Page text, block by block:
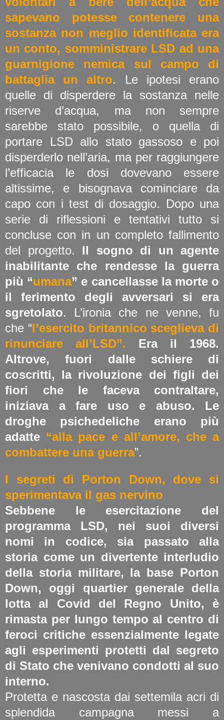
sapevano potesse contenere una
sostanza non meglio identificata era
un conto, somministrare LSD ad una
guarnigione nemica sul campo di
battaglia un altro. Le ipotesi erano
quelle di disperdere la sostanza nelle
riserve d’acqua, ma non sempre
sarebbe stato possibile, o quella di
portare LSD allo stato gassoso e poi
disperderlo nell’aria, ma per raggiungere
l’efficacia le dosi dovevano essere
altissime, e bisognava cominciare da
capo con i test di dosaggio. Dopo una
serie di riflessioni e tentativi tutto si
concluse con in un completo fallimento
del progetto. Il sogno di un agente
inabilitante che rendesse la guerra
più “umana” e cancellasse la morte o
il ferimento degli avversari si era
sgretolato. L’ironia che ne venne, fu
che “l’esercito britannico sceglieva di
rinunciare all’LSD”. Era il 1968.
Altrove, fuori dalle schiere di
coscritti, la rivoluzione dei figli dei
fiori che le faceva contraltare,
iniziava a fare uso e abuso. Le
droghe psichedeliche erano più
adatte “alla pace e all’amore, che a
combattere una guerra”.
I segreti di Porton Down, dove si
sperimentava il gas nervino
Sebbene le esercitazione del
programma LSD, nei suoi diversi
nomi in codice, sia passato alla
storia come un divertente interludio
della storia militare, la base Porton
Down, oggi quartier generale della
lotta al Covid del Regno Unito, è
rimasta per lungo tempo al centro di
feroci critiche essenzialmente legate
agli esperimenti protetti dal segreto
di Stato che venivano condotti al suo
interno.
Protetta e nascosta dai settemila acri di
splendida campagna messi a